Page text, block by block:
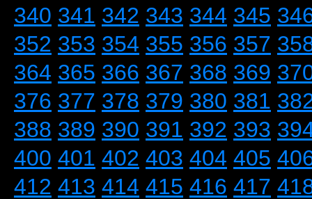
340 341 342 343 344 345
352 353 354 355 356 357
364 365 366 367 368 369
376 377 378 379 380 381
388 389 390 391 392 393
400 401 402 403 404 405
412 413 414 415 416 417